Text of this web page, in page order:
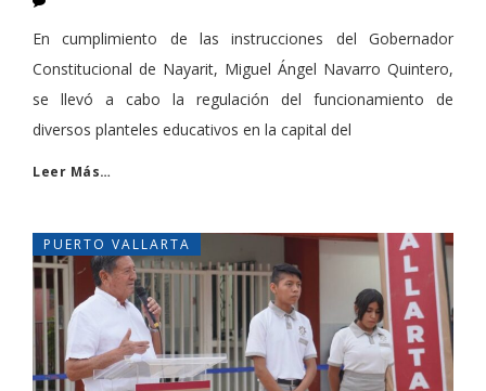
En cumplimiento de las instrucciones del Gobernador
Constitucional de Nayarit, Miguel Ángel Navarro Quintero,
se llevó a cabo la regulación del funcionamiento de
diversos planteles educativos en la capital del
Leer Más…
PUERTO VALLARTA